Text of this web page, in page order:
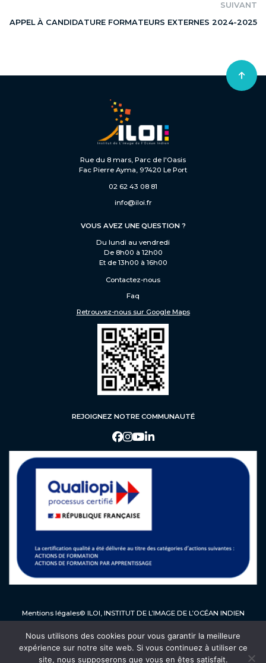
SUIVANT
APPEL À CANDIDATURE FORMATEURS EXTERNES 2024-2025
Rue du 8 mars, Parc de l'Oasis
Fac Pierre Ayma, 97420 Le Port
02 62 43 08 81
info@iloi.fr
VOUS AVEZ UNE QUESTION ?
Du lundi au vendredi
De 8h00 à 12h00
Et de 13h00 à 16h00
Contactez-nous
Faq
Retrouvez-nous sur Google Maps
REJOIGNEZ NOTRE COMMUNAUTÉ
Mentions légales© ILOI, INSTITUT DE L’IMAGE DE L’OCÉAN INDIEN
>
Nous utilisons des cookies pour vous garantir la meilleure
expérience sur notre site web. Si vous continuez à utiliser ce
site, nous supposerons que vous en êtes satisfait.